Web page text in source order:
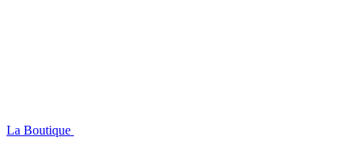
La Boutique